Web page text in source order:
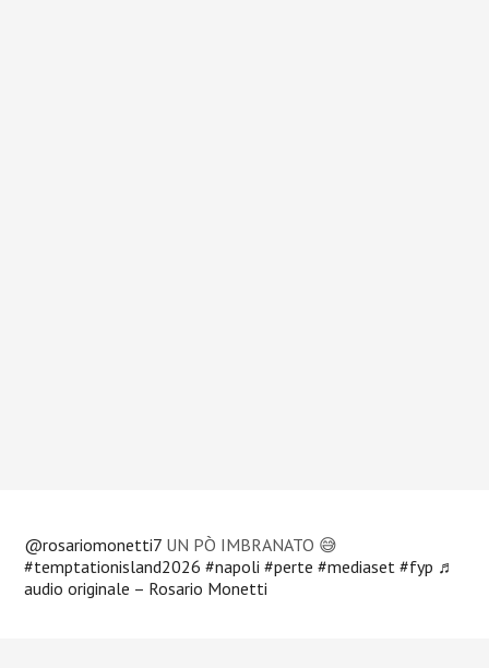
@rosariomonetti7 UN PÒ IMBRANATO 😅
#temptationisland2026 #napoli #perte #mediaset #fyp ♬
audio originale – Rosario Monetti